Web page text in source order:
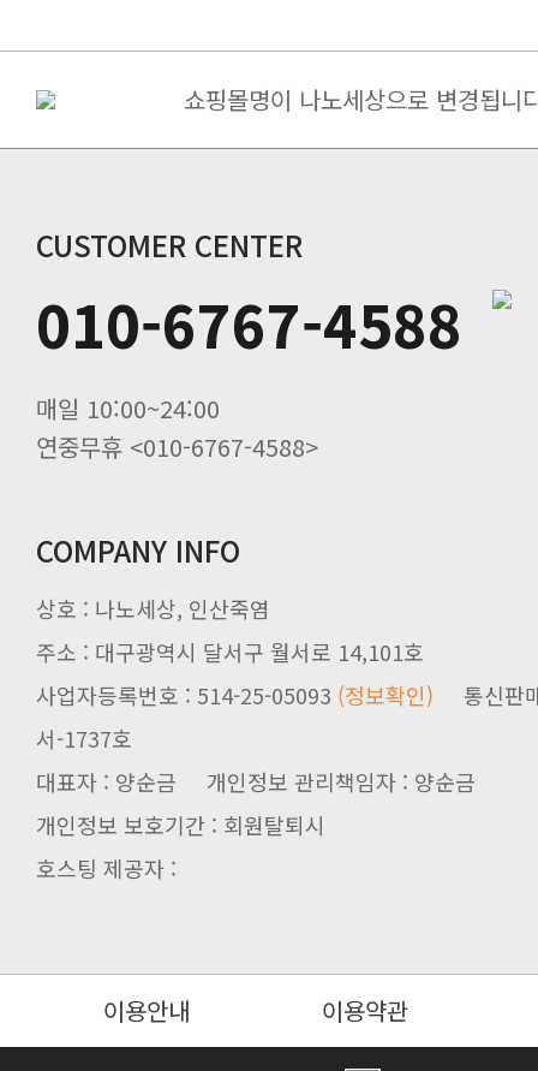
제3조 (약관의 명시와 개정)
을 통하여 볼 수 있도록 할 수 있습
자의 확인을 구하여야 합니다.
는 범위에서 이 약관을 개정할 수
니다.
달성시 지체 없이 파기합니다.
보존합니다.
쇼핑몰명이 나노세상으로 변경됩니
당뇨 환자용 영양조제식품/ 인산가
인산가 힐링캠프(쑥뜸수련회) 신청
인산죽염 전죽염류 20%할인. 인산
사시사철 무생강진액 20%할인 인
죽염두유 20%할인 인산가
CUSTOMER CENTER
010-6767-4588
매일 10:00~24:00
연중무휴 <010-6767-4588>
COMPANY INFO
상호 : 나노세상, 인산죽염
주소 : 대구광역시 달서구 월서로 14,101호
사업자등록번호 : 514-25-05093 (정보확인)
서-1737호
대표자 : 양순금 개인정보 관리책임자 : 양순금
개인정보 보호기간 : 회원탈퇴시
호스팅 제공자 :
이용안내 이용약관